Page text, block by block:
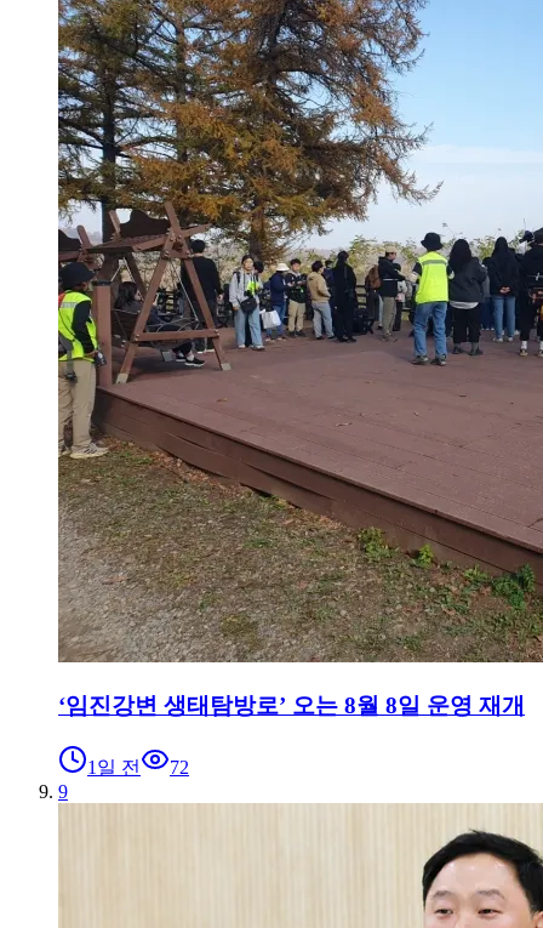
‘임진강변 생태탐방로’ 오는 8월 8일 운영 재개
1일 전
72
9